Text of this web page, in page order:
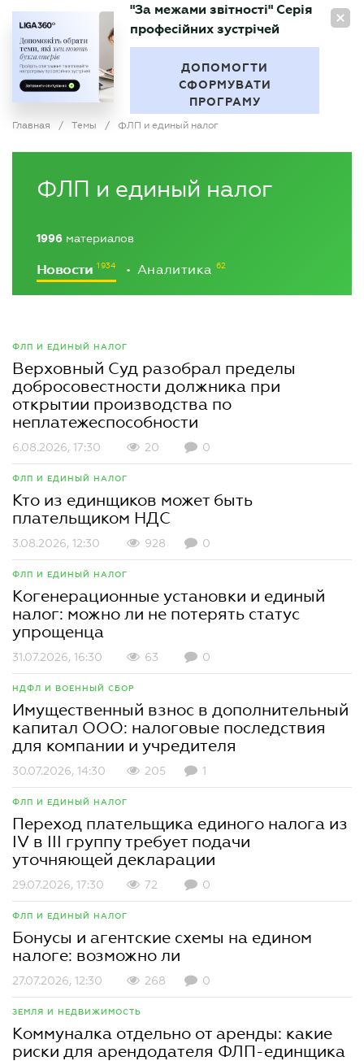
RU
БУХГАЛТЕР
"За межами звітності" Серія
професійних зустрічей
ДОПОМОГТИ
СФОРМУВАТИ
ПРОГРАМУ
Главная / Темы / ФЛП и единый налог
ФЛП и единый налог
1996 материалов
Новости • Аналитика
ФЛП И ЕДИНЫЙ НАЛОГ
Верховный Суд разобрал пределы
добросовестности должника при
открытии производства по
неплатежеспособности
6.08.2026, 17:30 20 0
ФЛП И ЕДИНЫЙ НАЛОГ
Кто из единщиков может быть
плательщиком НДС
3.08.2026, 12:30 928 0
ФЛП И ЕДИНЫЙ НАЛОГ
Когенерационные установки и единый
налог: можно ли не потерять статус
упрощенца
31.07.2026, 16:30 63 0
НДФЛ И ВОЕННЫЙ СБОР
Имущественный взнос в дополнительный
капитал ООО: налоговые последствия
для компании и учредителя
30.07.2026, 14:30 205 1
ФЛП И ЕДИНЫЙ НАЛОГ
Переход плательщика единого налога из
IV в III группу требует подачи
уточняющей декларации
29.07.2026, 17:30 72 0
ФЛП И ЕДИНЫЙ НАЛОГ
Бонусы и агентские схемы на едином
налоге: возможно ли
27.07.2026, 12:30 268 0
ЗЕМЛЯ И НЕДВИЖИМОСТЬ
Коммуналка отдельно от аренды: какие
риски для арендодателя ФЛП-единщика